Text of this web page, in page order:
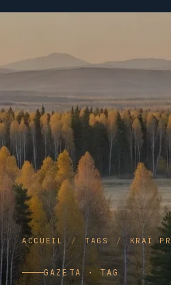
ACCUEIL / TAGS / KRAÏ
GAZETA · TAG